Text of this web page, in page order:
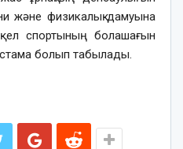
және физикалық дамуына
ел спортының болашағын
болып табылады.